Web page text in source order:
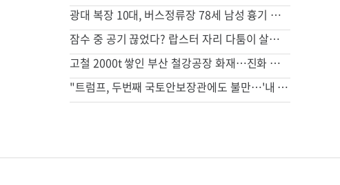
광대 복장 10대, 버스정류장 78세 남성 흉기 살해 혐의
잠수 중 공기 끊었다? 랍스터 자리 다툼이 살인미수 사건으로
고철 2000t 쌓인 부산 철강공장 화재…진화 장기전
"트럼프, 두번째 국토안보장관에도 불만…'내 기조와 엇박자'"